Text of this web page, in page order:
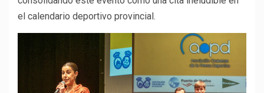
el calendario deportivo provincial.